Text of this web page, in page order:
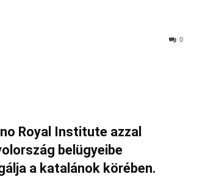
0
Royal Institute azzal
belügyeibe
a katalánok körében.